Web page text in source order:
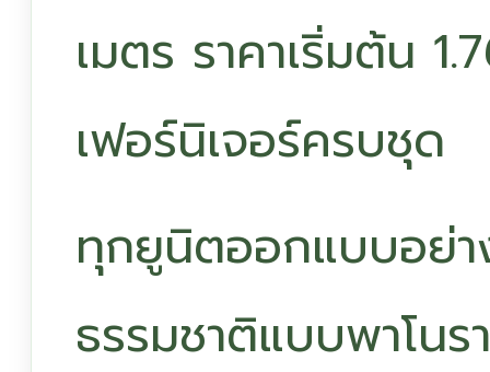
เมตร ราคาเริ่มต้น
เฟอร์นิเจอร์ครบชุด
ทุกยูนิตออกแบบอย่
ธรรมชาติแบบพาโนร